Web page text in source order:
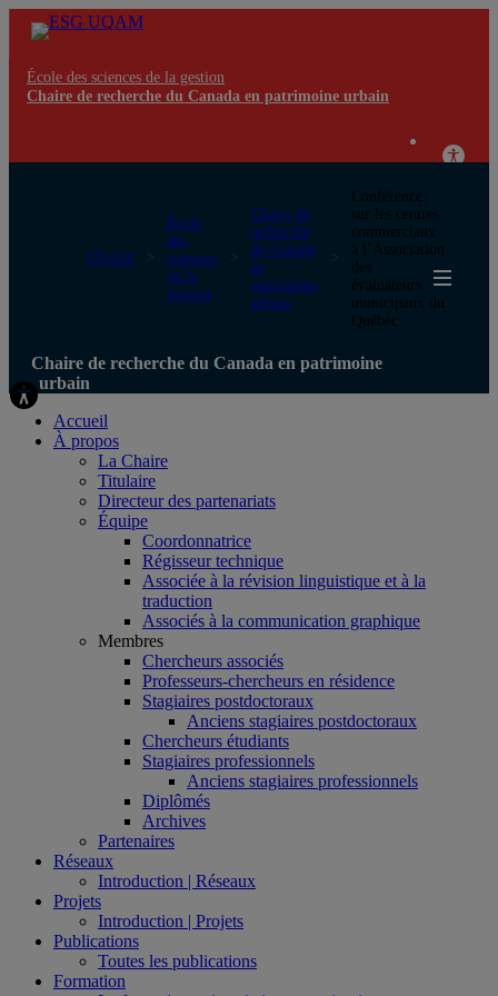
École des sciences de la gestion
Chaire de recherche du Canada en patrimoine urbain
UQAM
École
des
sciences
de la
gestion
Chaire de
recherche
du Canada
en
patrimoine
urbain
Conférence
sur les centres
commerciaux
à l’Association
des
évaluateurs
municipaux du
Québec
Chaire de recherche du Canada en patrimoine
urbain
Accueil
À propos
La Chaire
Titulaire
Directeur des partenariats
Équipe
Coordonnatrice
Régisseur technique
Associée à la révision linguistique et à la
traduction
Associés à la communication graphique
Membres
Chercheurs associés
Professeurs-chercheurs en résidence
Stagiaires postdoctoraux
Anciens stagiaires postdoctoraux
Chercheurs étudiants
Stagiaires professionnels
Anciens stagiaires professionnels
Diplômés
Archives
Partenaires
Réseaux
Introduction | Réseaux
Projets
Introduction | Projets
Publications
Toutes les publications
Formation